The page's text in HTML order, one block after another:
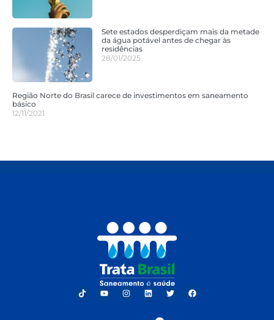
Sete estados desperdiçam mais da metade
da água potável antes de chegar às
residências
28/01/2025
Região Norte do Brasil carece de investimentos em saneamento
básico
12/11/2021